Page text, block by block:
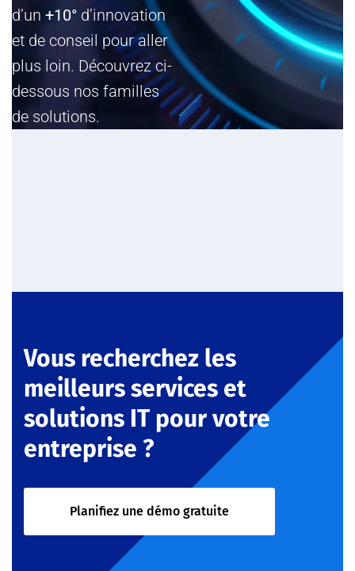
d’un +10° d’innovation
et de conseil pour aller
plus loin. Découvrez ci-
dessous nos familles
de solutions.
Vous recherchez les
meilleurs services et
solutions IT pour votre
entreprise ?
Planifiez une démo gratuite